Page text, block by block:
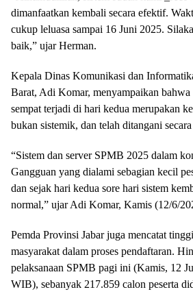
dimanfaatkan kembali secara efektif.
cukup leluasa sampai 16 Juni 2025.
baik,” ujar Herman.
Kepala Dinas Komunikasi dan
Barat, Adi Komar, menyampaikan
sempat terjadi di hari kedua merupakan
bukan sistemik, dan telah ditangani
“Sistem dan server SPMB 2025 dalam
Gangguan yang dialami sebagian kecil
dan sejak hari kedua sore hari sistem
normal,” ujar Adi Komar, Kamis (12/6/
Pemda Provinsi Jabar juga mencatat
masyarakat dalam proses pendaftaran.
pelaksanaan SPMB pagi ini (Kamis, 12
WIB), sebanyak 217.859 calon peserta